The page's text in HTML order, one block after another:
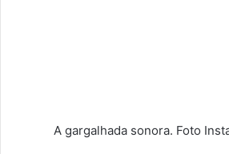
A gargalhada sonora. Foto